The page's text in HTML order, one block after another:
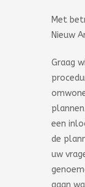
Met
Nieuw
Graag
een
de
uw
gaan